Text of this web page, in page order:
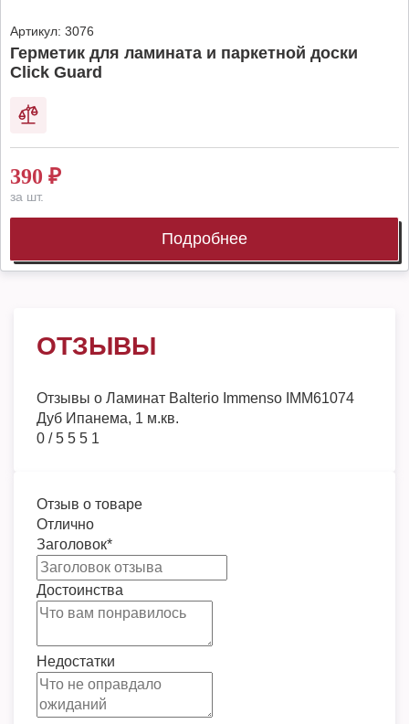
Артикул: 3076
Герметик для ламината и паркетной доски
Click Guard
390 ₽
за шт.
Подробнее
ОТЗЫВЫ
Отзывы о Ламинат Balterio Immenso IMM61074
Дуб Ипанема, 1 м.кв.
0 /5 5 5 1
Отзыв о товаре
Отлично
Заголовок*
Достоинства
Недостатки